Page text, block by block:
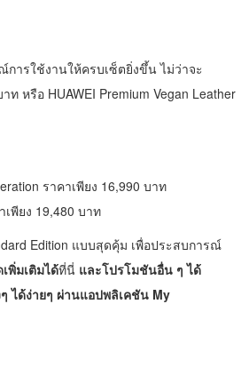
การใช้งานให้ครบเซ็ตยิ่งขึ้น ไม่ว่าจะ
ท หรือ HUAWEI Premium Vegan Leather
ราคาเพียง 16,990 บาท
เพียง 19,480 บาท
Edition แบบสุดคุ้ม เพื่อประสบการณ์
พิ่มเติมได้ที่นี่ และโปรโมชันอื่น ๆ ได้
ได้ง่ายๆ ผ่านแอปพลิเคชัน My